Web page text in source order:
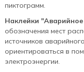
пиктограмм.
Наклейки
обозначения мест
источников
ориентироваться в
электроэнергии.